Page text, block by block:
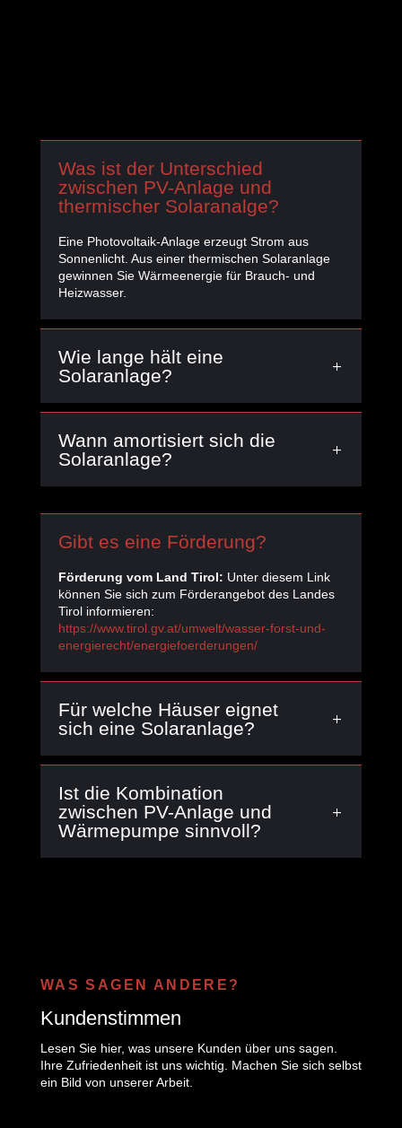
Was ist der Unterschied
zwischen PV-Anlage und
thermischer Solaranalge?
Eine Photovoltaik-Anlage erzeugt Strom aus
Sonnenlicht. Aus einer thermischen Solaranlage
gewinnen Sie Wärmeenergie für Brauch- und
Heizwasser.
Wie lange hält eine
Solaranlage?
Wann amortisiert sich die
Solaranlage?
Gibt es eine Förderung?
Förderung vom Land Tirol: Unter diesem Link
können Sie sich zum Förderangebot des Landes
Tirol informieren:
https://www.tirol.gv.at/umwelt/wasser-forst-und-
energierecht/energiefoerderungen/
Für welche Häuser eignet
sich eine Solaranlage?
Ist die Kombination
zwischen PV-Anlage und
Wärmepumpe sinnvoll?
WAS SAGEN ANDERE?
Kundenstimmen
Lesen Sie hier, was unsere Kunden über uns sagen.
Ihre Zufriedenheit ist uns wichtig. Machen Sie sich selbst
ein Bild von unserer Arbeit.